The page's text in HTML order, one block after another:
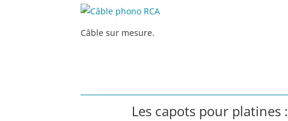
à
Câble sur mesure.
Les capots pour platines :